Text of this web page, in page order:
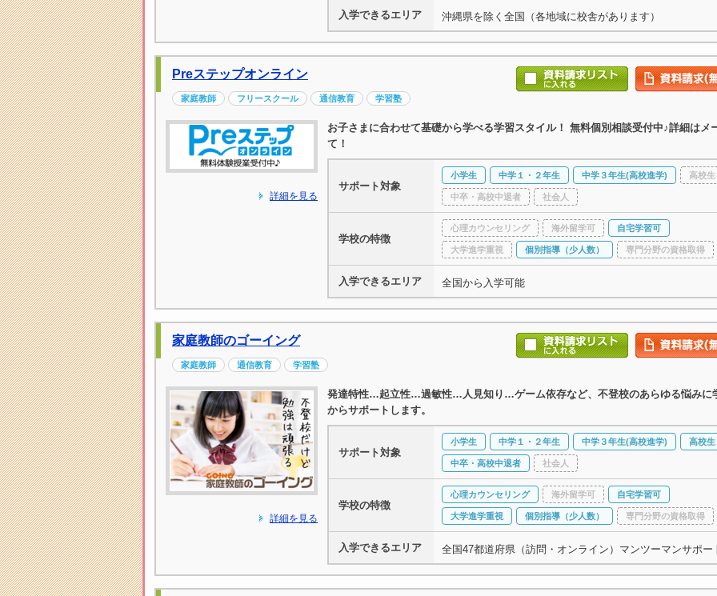
入学できるエリア 沖縄県を除く全国（各地域に校舎があります）
Preステップオンライン
家庭教師 フリースクール 通信教育 学習塾
詳細を見る
お子さまに合わせて基礎から学べる学習スタイル！ 無料個別相談受付中♪詳細はメ
て！
サポート対象
小学生 中学１・２年生 中学３年生(高校進学) 高校生
中卒・高校中退者 社会人
学校の特徴
心理カウンセリング 海外留学可 自宅学習可
大学進学重視 個別指導（少人数） 専門分野の資格取得
入学できるエリア 全国から入学可能
家庭教師のゴーイング
家庭教師 通信教育 学習塾
詳細を見る
発達特性…起立性…過敏性…人見知り…ゲーム依存など、不登校のあらゆる悩みに
からサポートします。
サポート対象
小学生 中学１・２年生 中学３年生(高校進学) 高校生
中卒・高校中退者 社会人
学校の特徴
心理カウンセリング 海外留学可 自宅学習可
大学進学重視 個別指導（少人数） 専門分野の資格取得
入学できるエリア 全国47都道府県（訪問・オンライン）マンツーマンサポー